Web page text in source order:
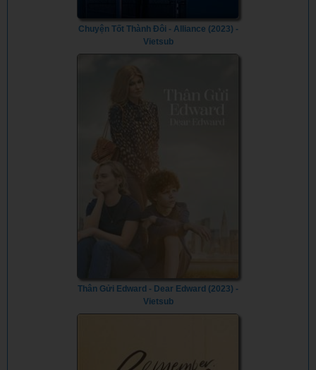
Chuyện Tốt Thành Đôi - Alliance (2023) -
Vietsub
Thân Gửi Edward - Dear Edward (2023) -
Vietsub